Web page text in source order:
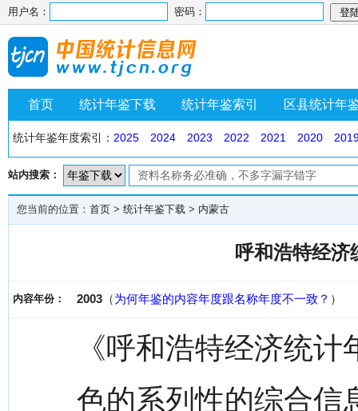
用户名： 密码：
首页 统计年鉴下载 统计年鉴索引 区县统计年
统计年鉴年度索引： 2025 2024 2023 2022 2021 2020
站内搜索：
您当前的位置： 首页 > 统计年鉴下载 > 内蒙古
呼和浩特经济
内容年份： 2003 （为何年鉴的内容年度跟名称年度不一致？ ）
《呼和浩特经济统
色的系列性的综合信